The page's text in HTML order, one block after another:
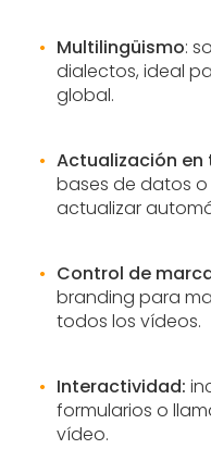
Multilingüismo:
dialectos, ideal
global.
Actualización en
bases de datos
actualizar
Control de
branding para
todos los vídeos.
Interactividad:
formularios o
vídeo.